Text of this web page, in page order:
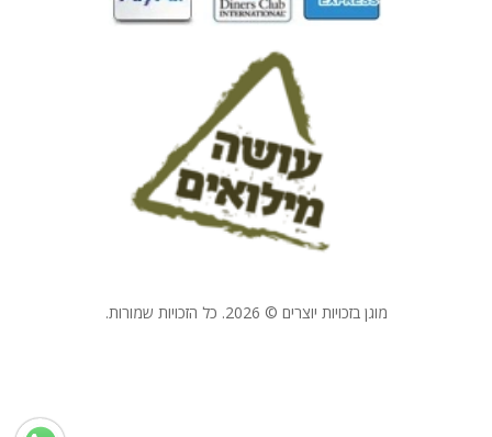
מוגן בזכויות יוצרים © 2026. כל הזכויות שמורות.